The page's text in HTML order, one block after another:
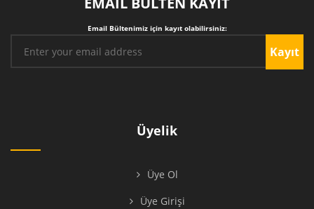
Email Bültenimiz için kayıt olabilirsiniz:
Kayıt
Üyelik
Üye Ol
Üye Girişi